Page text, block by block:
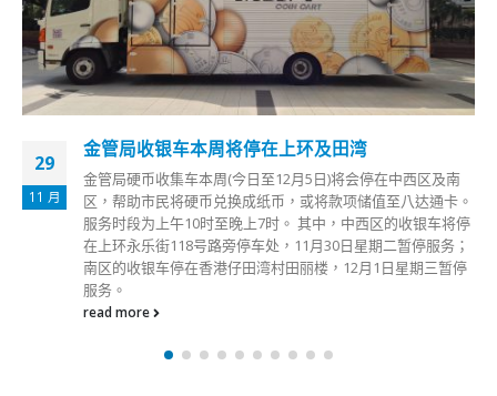
29
11 月
金管局收银车本周将停在上环及田湾
金管局硬币收集车本周(今日至12月5日)将会停在中西区及南
区，帮助市民将硬币兑换成纸币，或将款项储值至八达通卡。
服务时段为上午10时至晚上7时。 其中，中西区的收银车将停
在上环永乐街118号路旁停车处，11月30日星期二暂停服务；
南区的收银车停在香港仔田湾村田丽楼，12月1日星期三暂停
服务。
read more